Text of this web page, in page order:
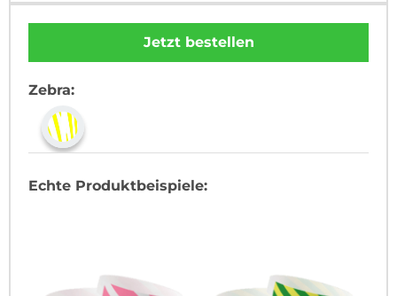
Jetzt bestellen
Zebra:
Echte Produktbeispiele: